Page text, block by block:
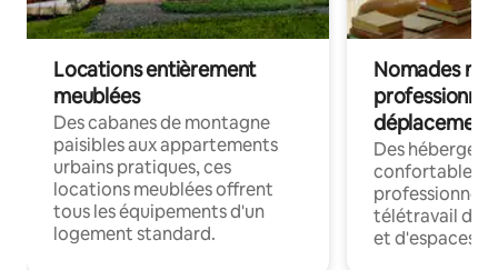
Locations entièrement
meublées
Des cabanes de montagne
paisibles aux appartements
urbains pratiques, ces
locations meublées offrent
tous les équipements d'un
logement standard.
Nomades
déplacement
Des
confortables
professionnels
télétravail
et d'espaces